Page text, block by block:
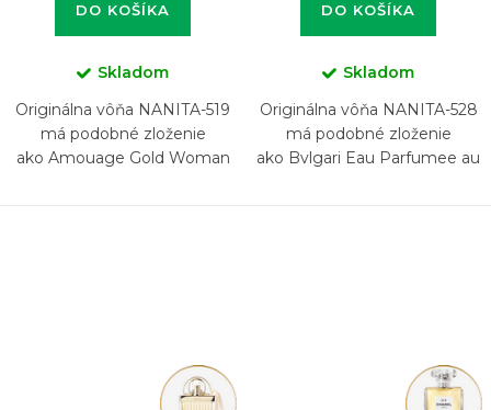
DO KOŠÍKA
Skladom
Originálna vôňa NANITA-519
má podobné zloženie
ako Amouage Gold Woman
DO KOŠÍKA
Skladom
Originálna vôňa NANITA-528
má podobné zloženie
ako Bvlgari Eau Parfumee au